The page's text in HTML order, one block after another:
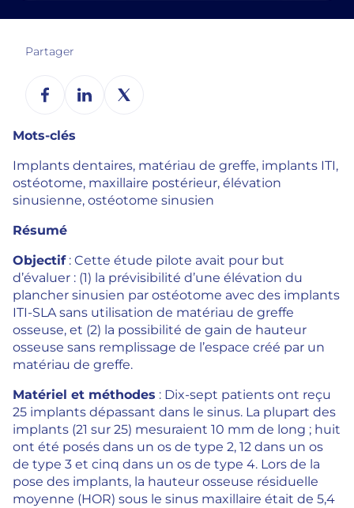
Partager
Mots-clés
Implants dentaires, matériau de greffe, implants ITI,
ostéotome, maxillaire postérieur, élévation
sinusienne, ostéotome sinusien
Résumé
Objectif: Cette étude pilote avait pour but
d’évaluer : (1) la prévisibilité d’une élévation du
plancher sinusien par ostéotome avec des implants
ITI-SLA sans utilisation de matériau de greffe
osseuse, et (2) la possibilité de gain de hauteur
osseuse sans remplissage de l’espace créé par un
matériau de greffe.
Matériel et méthodes : Dix-sept patients ont reçu
25 implants dépassant dans le sinus. La plupart des
implants (21 sur 25) mesuraient 10 mm de long ; huit
ont été posés dans un os de type 2, 12 dans un os
de type 3 et cinq dans un os de type 4. Lors de la
pose des implants, la hauteur osseuse résiduelle
moyenne (HOR) sous le sinus maxillaire était de 5,4